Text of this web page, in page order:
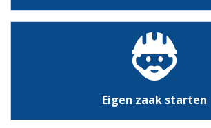
Eigen zaak starten